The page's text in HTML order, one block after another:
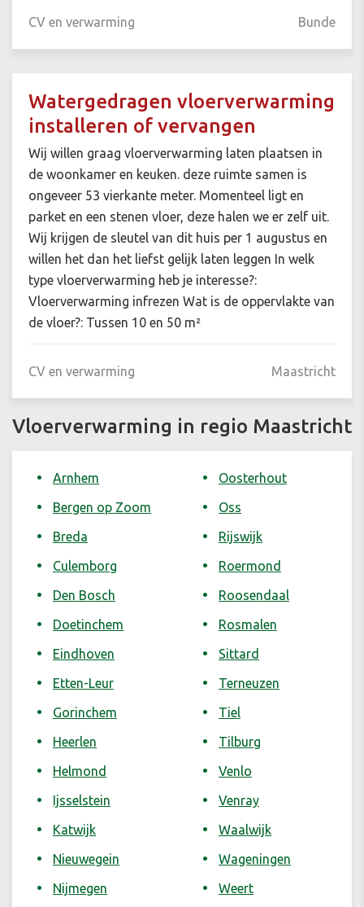
CV en verwarming Bunde
Watergedragen vloerverwarming
installeren of vervangen
Wij willen graag vloerverwarming laten plaatsen in
de woonkamer en keuken. deze ruimte samen is
ongeveer 53 vierkante meter. Momenteel ligt en
parket en een stenen vloer, deze halen we er zelf uit.
Wij krijgen de sleutel van dit huis per 1 augustus en
willen het dan het liefst gelijk laten leggen In welk
type vloerverwarming heb je interesse?:
Vloerverwarming infrezen Wat is de oppervlakte van
de vloer?: Tussen 10 en 50 m²
CV en verwarming Maastricht
Vloerverwarming in regio Maastricht
Arnhem
Bergen op Zoom
Breda
Culemborg
Den Bosch
Doetinchem
Eindhoven
Etten-Leur
Gorinchem
Heerlen
Helmond
Ijsselstein
Katwijk
Nieuwegein
Nijmegen
Oosterhout
Oss
Rijswijk
Roermond
Roosendaal
Rosmalen
Sittard
Terneuzen
Tiel
Tilburg
Venlo
Venray
Waalwijk
Wageningen
Weert